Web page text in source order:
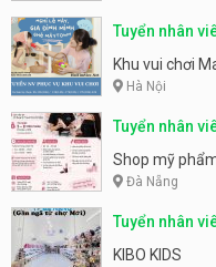
Tuyển nhân
động
Khu vui chơi
Hà Nội
Tuyển nhân
Shop mỹ
Đà Nẵng
Tuyển nhân
KIBO KIDS